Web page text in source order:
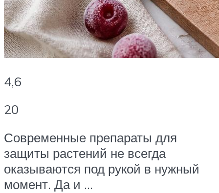
4,6
20
Современные препараты для
защиты растений не всегда
оказываются под рукой в нужный
момент. Да и …